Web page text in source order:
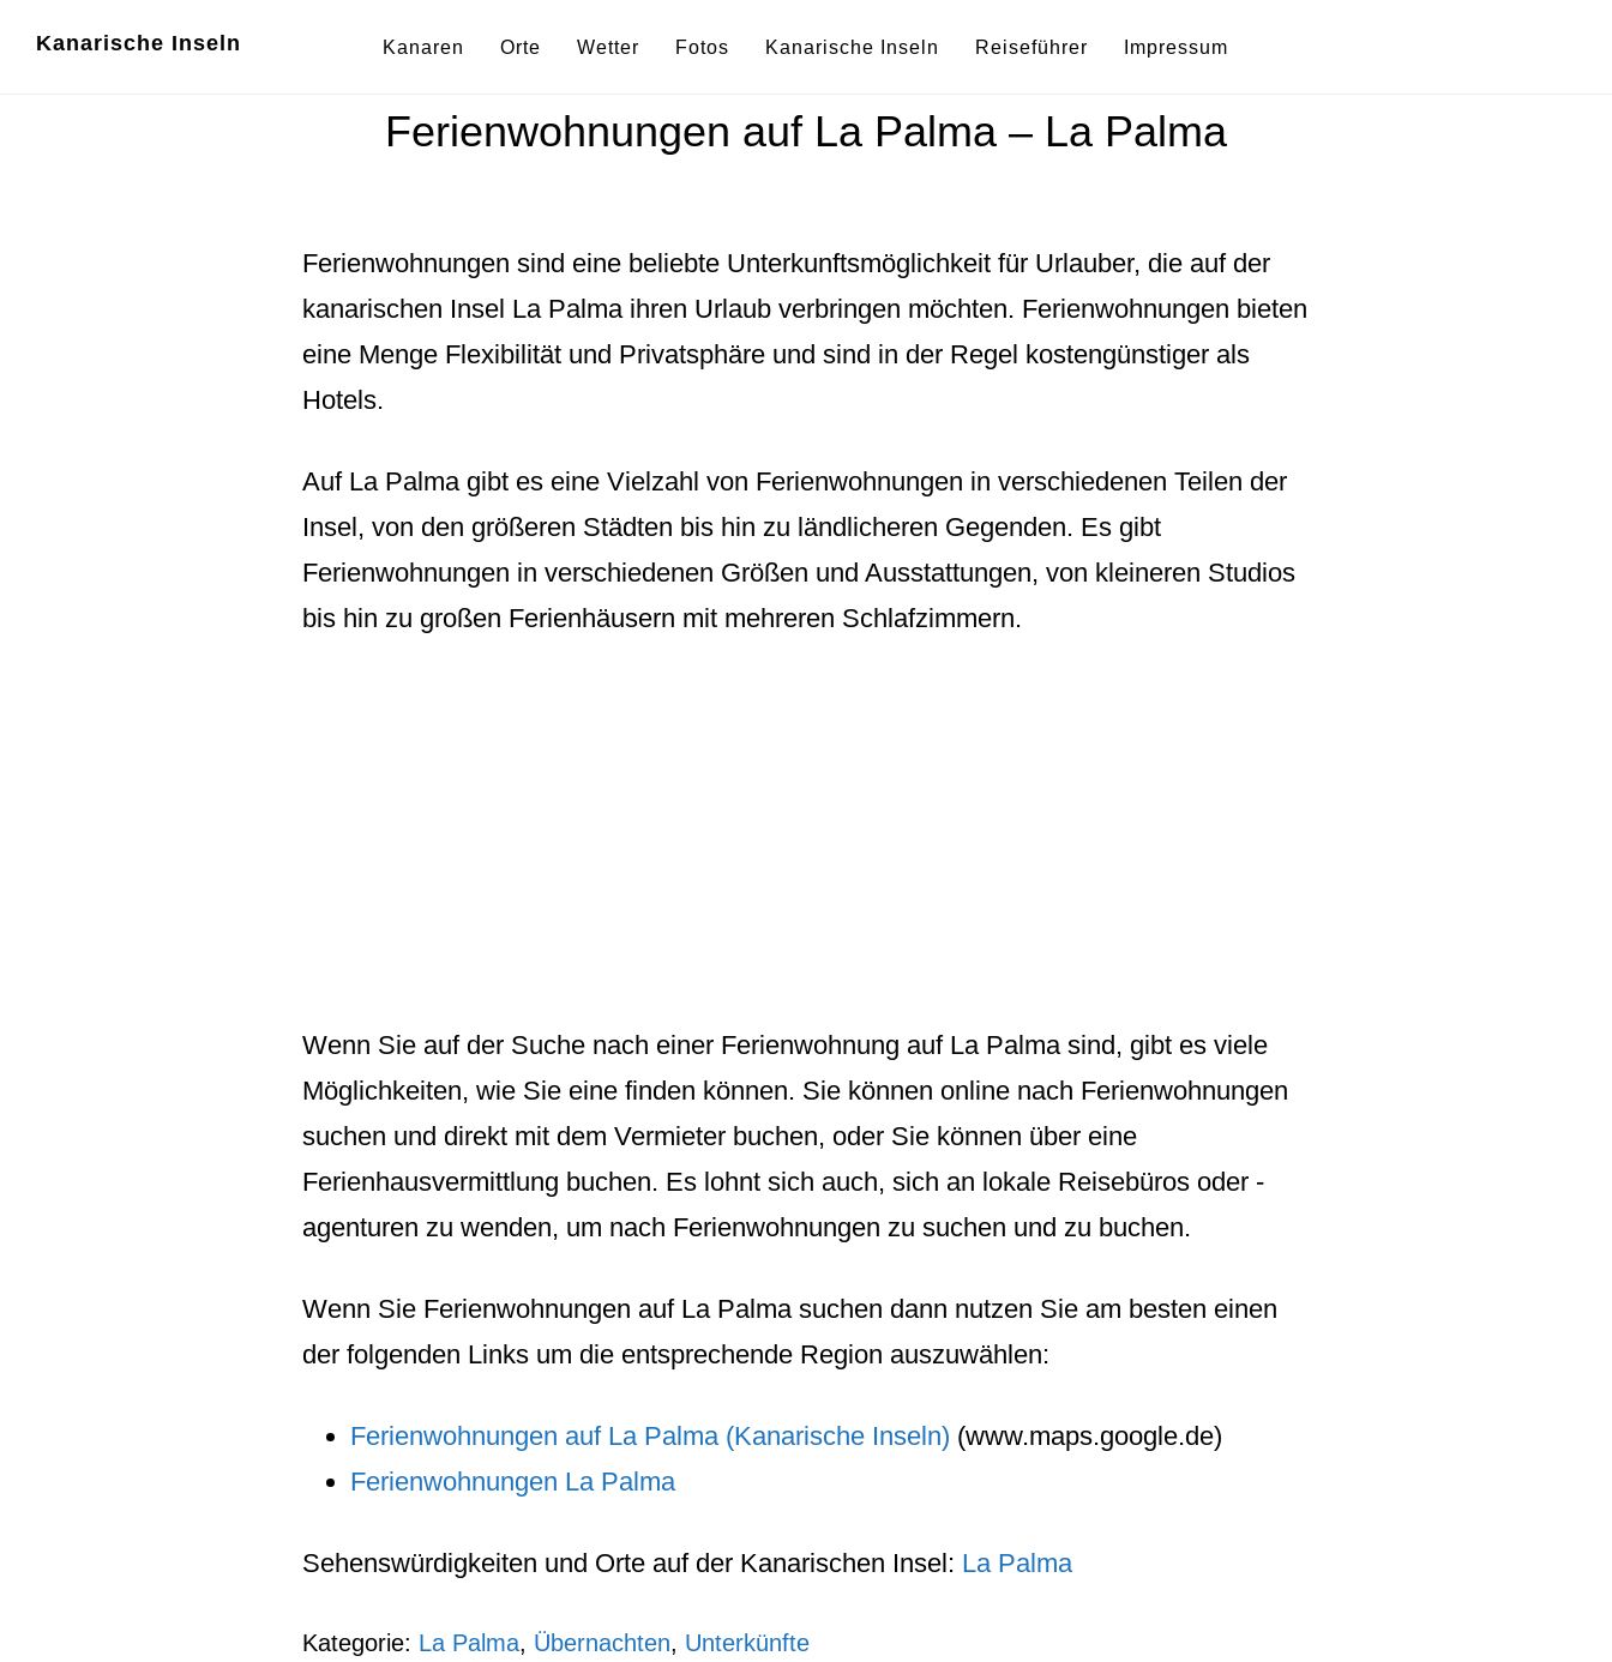
Kanarische Inseln Kanaren Orte Wetter Fotos Kanarische Inseln Reiseführer Impressum
Ferienwohnungen auf La Palma – La Palma
Ferienwohnungen sind eine beliebte Unterkunftsmöglichkeit für Urlauber, die auf der
kanarischen Insel La Palma ihren Urlaub verbringen möchten. Ferienwohnungen bieten
eine Menge Flexibilität und Privatsphäre und sind in der Regel kostengünstiger als
Hotels.
Auf La Palma gibt es eine Vielzahl von Ferienwohnungen in verschiedenen Teilen der
Insel, von den größeren Städten bis hin zu ländlicheren Gegenden. Es gibt
Ferienwohnungen in verschiedenen Größen und Ausstattungen, von kleineren Studios
bis hin zu großen Ferienhäusern mit mehreren Schlafzimmern.
Wenn Sie auf der Suche nach einer Ferienwohnung auf La Palma sind, gibt es viele
Möglichkeiten, wie Sie eine finden können. Sie können online nach Ferienwohnungen
suchen und direkt mit dem Vermieter buchen, oder Sie können über eine
Ferienhausvermittlung buchen. Es lohnt sich auch, sich an lokale Reisebüros oder -
agenturen zu wenden, um nach Ferienwohnungen zu suchen und zu buchen.
Wenn Sie Ferienwohnungen auf La Palmasuchen dann nutzen Sie am besten einen
der folgenden Links um die entsprechende Region auszuwählen:
Ferienwohnungen auf La Palma (Kanarische Inseln) (www.maps.google.de)
Ferienwohnungen La Palma
Sehenswürdigkeiten und Orte auf der Kanarischen Insel: La Palma
Kategorie: La Palma, Übernachten, Unterkünfte